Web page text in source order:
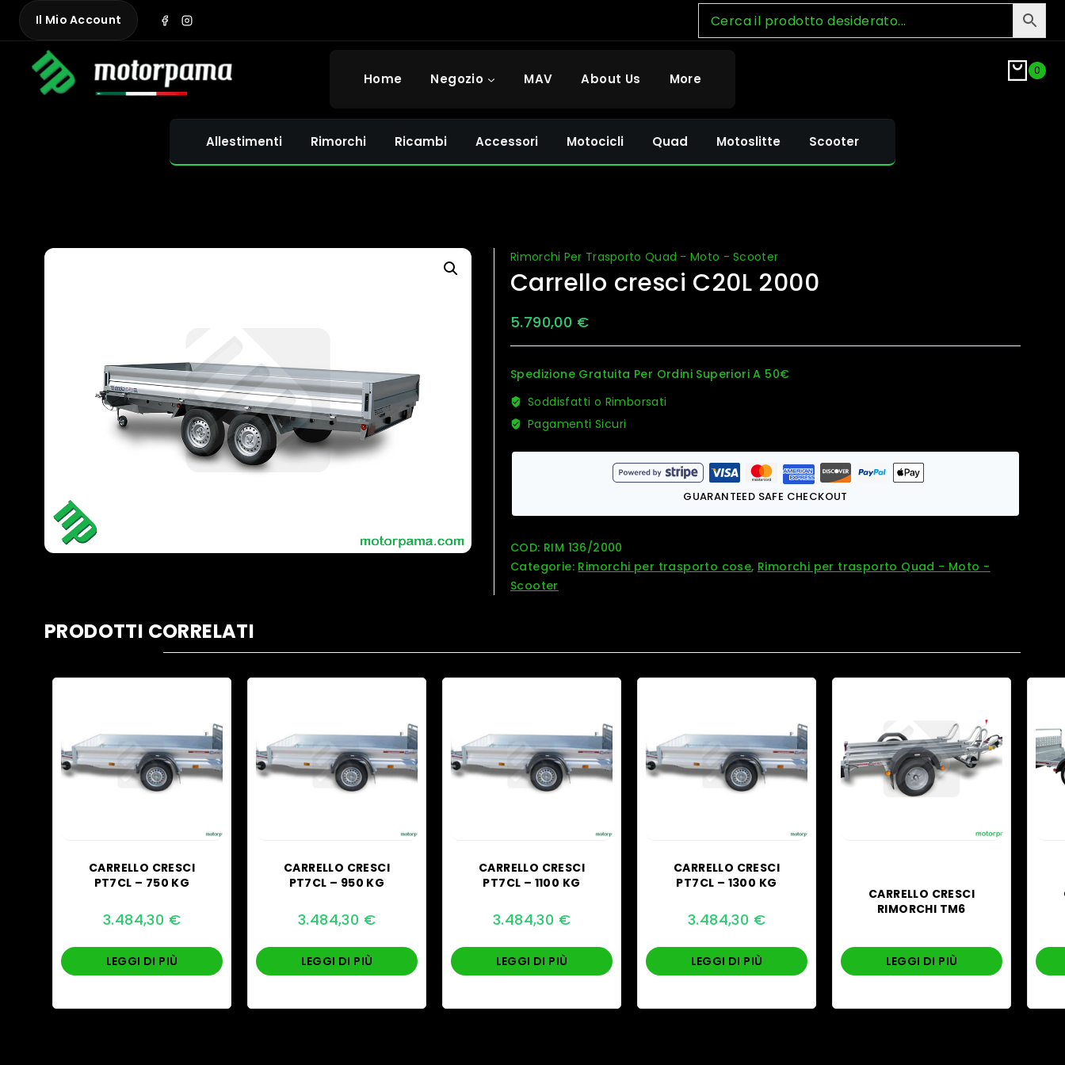
Skip
content
Il Mio Account
Home Negozio MAV About Us More
0
Allestimenti Rimorchi Ricambi Accessori Motocicli Quad Motoslitte Scooter
Rimorchi Per Trasporto Quad - Moto - Scooter
Carrello cresci C20L 2000
5.790,00 €
Spedizione Gratuita Per Ordini Superiori A 50€
Soddisfatti o Rimborsati
Pagamenti Sicuri
GUARANTEED SAFE CHECKOUT
COD: RIM 136/2000
Categorie: Rimorchi per trasporto cose, Rimorchi per trasporto Quad - Moto -
Scooter
PRODOTTI CORRELATI
CARRELLO CRESCI
PT7CL – 750 KG
3.484,30 €
LEGGI DI PIÙ
CARRELLO CRESCI
PT7CL – 950 KG
3.484,30 €
LEGGI DI PIÙ
CARRELLO CRESCI
PT7CL – 1100 KG
3.484,30 €
LEGGI DI PIÙ
CARRELLO CRESCI
PT7CL – 1300 KG
3.484,30 €
LEGGI DI PIÙ
CARRELLO CRESCI
RIMORCHI TM6
LEGGI DI PIÙ